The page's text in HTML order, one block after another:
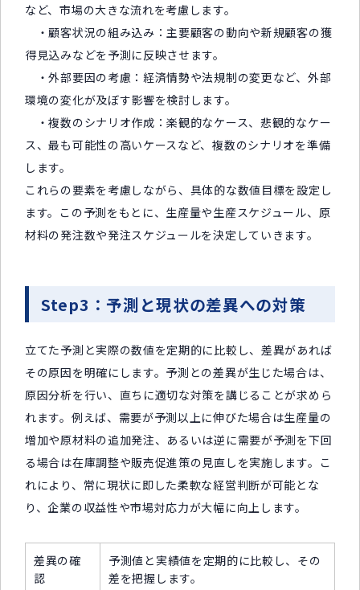
など、市場の大きな流れを考慮します。
・顧客状況の組み込み：主要顧客の動向や新規顧客の獲
得見込みなどを予測に反映させます。
・外部要因の考慮：経済情勢や法規制の変更など、外部
環境の変化が及ぼす影響を検討します。
・複数のシナリオ作成：楽観的なケース、悲観的なケー
ス、最も可能性の高いケースなど、複数のシナリオを準備
します。
これらの要素を考慮しながら、具体的な数値目標を設定し
ます。この予測をもとに、生産量や生産スケジュール、原
材料の発注数や発注スケジュールを決定していきます。
Step3：予測と現状の差異への対策
立てた予測と実際の数値を定期的に比較し、差異があれば
その原因を明確にします。予測との差異が生じた場合は、
原因分析を行い、直ちに適切な対策を講じることが求めら
れます。例えば、需要が予測以上に伸びた場合は生産量の
増加や原材料の追加発注、あるいは逆に需要が予測を下回
る場合は在庫調整や販売促進策の見直しを実施します。こ
れにより、常に現状に即した柔軟な経営判断が可能とな
り、企業の収益性や市場対応力が大幅に向上します。
差異の確
認
予測値と実績値を定期的に比較し、その
差を把握します。